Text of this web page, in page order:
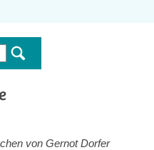
von Gernot Dorfer